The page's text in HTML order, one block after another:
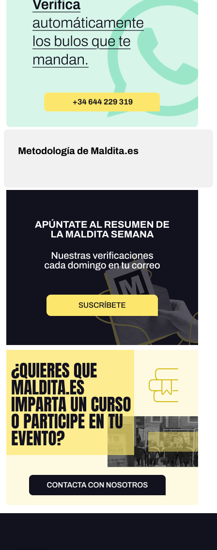
Metodología de Maldita.es